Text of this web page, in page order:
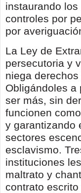
instaurando
controles por
por
La Ley de
persecutoria y
niega
Obligándoles a
ser más, sin
funcionen
y garantizando
sectores
esclavismo.
instituciones
maltrato y
contrato